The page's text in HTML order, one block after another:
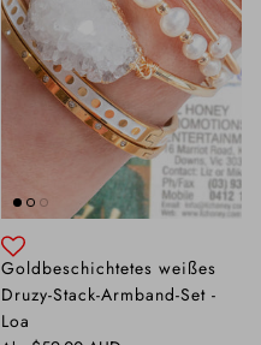
Goldbeschichtetes weißes
Druzy-Stack-Armband-Set -
Loa